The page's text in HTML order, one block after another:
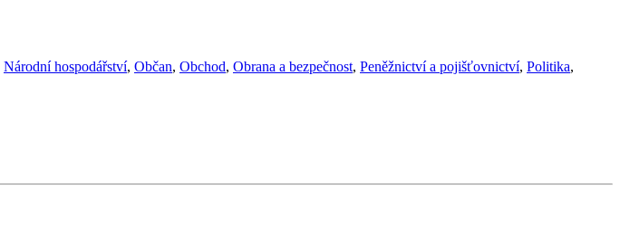
Národní hospodářství, Občan, Obchod, Obrana a bezpečnost, Peněžnictví a pojišťovnictví, Politika,